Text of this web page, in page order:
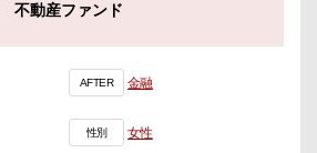
不動産ファンド
AFTER 金融
性別 女性